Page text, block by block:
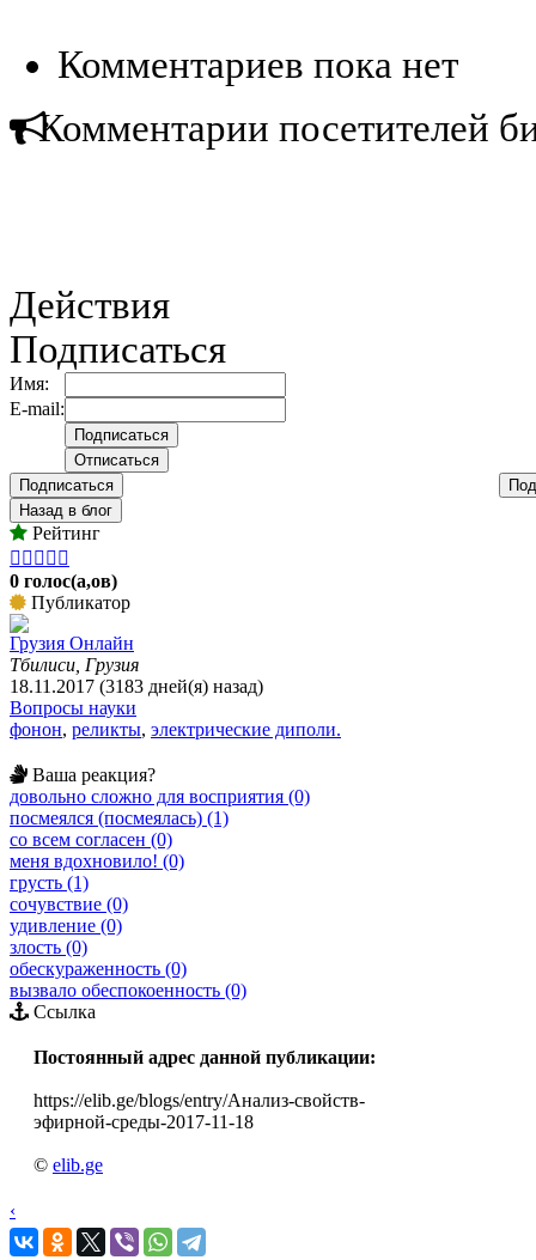
Комментариев пока нет
Комментарии посетителей
Действия
Подписаться
Имя:
E-mail:
Подписаться
Назад в блог
Рейтинг
    
0 голос(а,ов)
Публикатор
Грузия Онлайн
Тбилиси, Грузия
18.11.2017 (3183 дней(я) назад)
Вопросы науки
фонон, реликты, электрические диполи.
Ваша реакция?
довольно сложно для восприятия (0)
посмеялся (посмеялась) (1)
со всем согласен (0)
меня вдохновило! (0)
грусть (1)
сочувствие (0)
удивление (0)
злость (0)
обескураженность (0)
вызвало обеспокоенность (0)
Ссылка
Постоянный адрес данной публикации:
https://elib.ge/blogs/entry/Анализ-свойств-
эфирной-среды-2017-11-18
© elib.ge
‹
›